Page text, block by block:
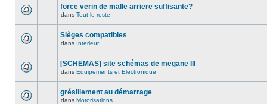
force verin de malle arriere suffisante?
dans Tout le reste
Sièges compatibles
dans Interieur
[SCHEMAS] site schémas de megane III
dans Equipements et Electronique
grésillement au démarrage
dans Motorisations